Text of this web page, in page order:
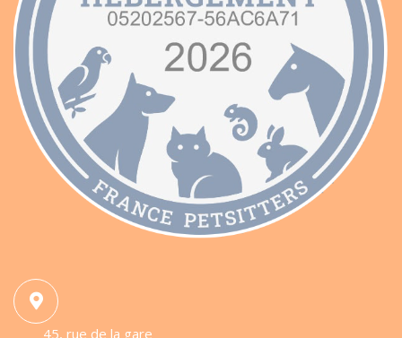
45, rue de la gare